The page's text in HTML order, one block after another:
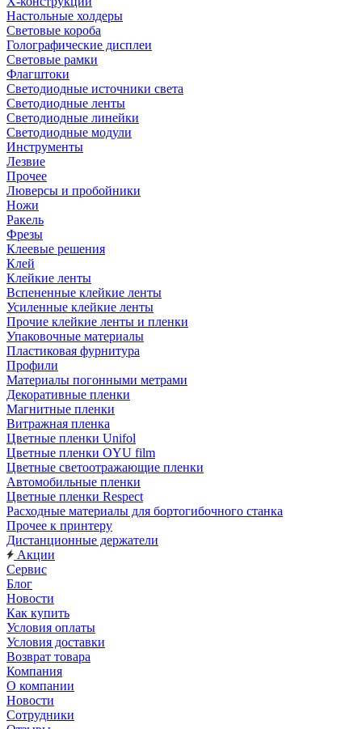
Настольные холдеры
Световые короба
Голографические дисплеи
Световые рамки
Флагштоки
Светодиодные источники света
Светодиодные ленты
Светодиодные линейки
Светодиодные модули
Инструменты
Лезвие
Прочее
Люверсы и пробойники
Ножи
Ракель
Фрезы
Клеевые решения
Клей
Клейкие ленты
Вспененные клейкие ленты
Усиленные клейкие ленты
Прочие клейкие ленты и пленки
Упаковочные материалы
Пластиковая фурнитура
Профили
Материалы погонными метрами
Декоративные пленки
Магнитные пленки
Витражная пленка
Цветные пленки Unifol
Цветные пленки OYU film
Цветные светоотражающие пленки
Автомобильные пленки
Цветные пленки Respect
Расходные материалы для бортогибочного станка
Прочее к принтеру
Дистанционные держатели
Акции
Сервис
Блог
Новости
Как купить
Условия оплаты
Условия доставки
Возврат товара
Компания
О компании
Новости
Сотрудники